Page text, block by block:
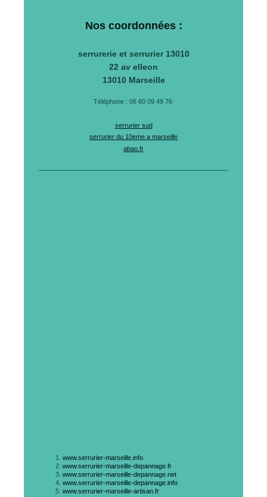
Nos coordonnées :
serrurerie et serrurier 13010
22 av elleon
13010 Marseille
Téléphone : 06 60 09 49 76
serrurier sud
serrurier du 10eme a marseille
abao.fr
www.serrurier-marseille.info
www.serrurier-marseille-depannage.fr
www.serrurier-marseille-depannage.net
www.serrurier-marseille-depannage.info
www.serrurier-marseille-artisan.fr